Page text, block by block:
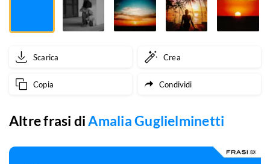
Scarica Crea
Copia Condividi
Altre frasi diAmalia Guglielminetti